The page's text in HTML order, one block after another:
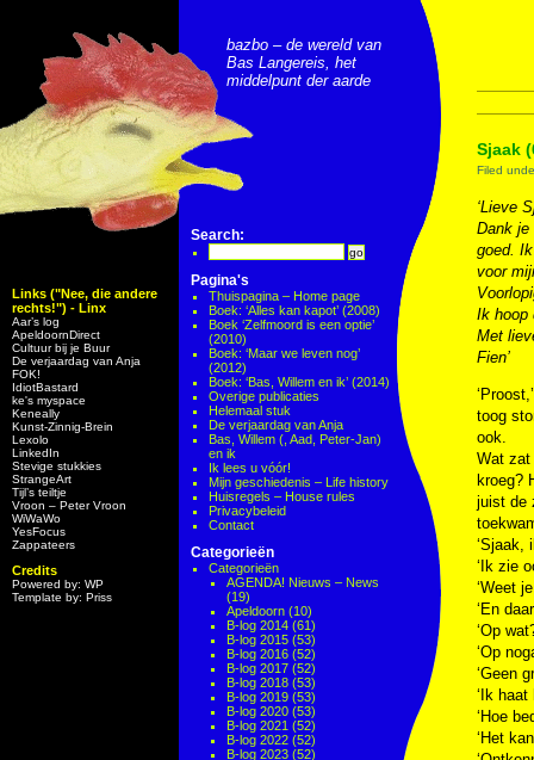
Links ("Nee, die andere
rechts!") - Linx
Aar’s log
ApeldoornDirect
Cultuur bij je Buur
De verjaardag van Anja
FOK!
IdiotBastard
ke's myspace
Keneally
Kunst-Zinnig-Brein
Lexolo
LinkedIn
Stevige stukkies
StrangeArt
Tijl’s teiltje
Vroon – Peter Vroon
WiWaWo
YesFocus
Zappateers
Credits
Powered by: WP
Template by: Priss
bazbo – de wereld van
Bas Langereis, het
middelpunt der aarde
Search:
Pagina's
Thuispagina – Home page
Boek: ‘Alles kan kapot’ (2008)
Boek ‘Zelfmoord is een optie’
(2010)
Boek: ‘Maar we leven nog’
(2012)
Boek: ‘Bas, Willem en ik’ (2014)
Overige publicaties
Helemaal stuk
De verjaardag van Anja
Bas, Willem (, Aad, Peter-Jan)
en ik
Ik lees u vóór!
Mijn geschiedenis – Life history
Huisregels – House rules
Privacybeleid
Contact
Categorieën
Categorieën
AGENDA! Nieuws – News
(19)
Apeldoorn (10)
B-log 2014 (61)
B-log 2015 (53)
B-log 2016 (52)
B-log 2017 (52)
B-log 2018 (53)
B-log 2019 (53)
B-log 2020 (53)
B-log 2021 (52)
B-log 2022 (52)
B-log 2023 (52)
Sjaak
Filed
‘Lieve
Dank je
goed.
voor
Ik hoop
Met
Fien’
toog
ook.
Wat zat
kroeg?
juist de
‘Sjaak,
‘Ik zie
‘Weet
‘En
‘Op
‘Op
‘Geen
‘Ik haat
‘Hoe
‘Het